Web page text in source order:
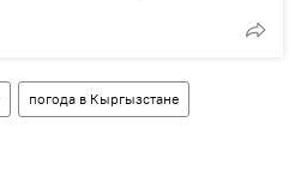
погода в Кыргызстане